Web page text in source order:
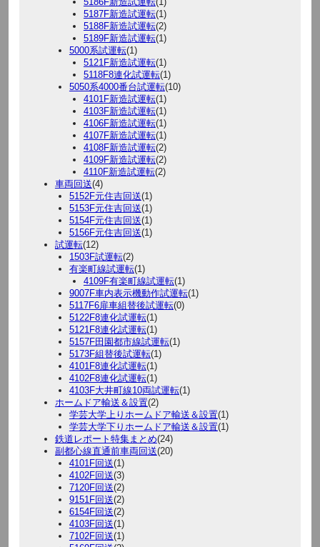
5187F新造試運転(1)
5188F新造試運転(2)
5189F新造試運転(1)
5000系試運転(1)
5121F新造試運転(1)
5118F8連化試運転(1)
5050系4000番台試運転(10)
4101F新造試運転(1)
4103F新造試運転(1)
4106F新造試運転(1)
4107F新造試運転(1)
4108F新造試運転(2)
4109F新造試運転(2)
4110F新造試運転(2)
車両回送(4)
5152F元住吉回送(1)
5153F元住吉回送(1)
5154F元住吉回送(1)
5156F元住吉回送(1)
試運転(12)
1503F試運転(2)
有楽町線試運転(1)
4109F有楽町線試運転(1)
9007F車内表示機動作試運転(1)
5117F6扉車組替後試運転(0)
5122F8連化試運転(1)
5121F8連化試運転(1)
5157F田園都市線試運転(1)
5173F組替後試運転(1)
4101F8連化試運転(1)
4102F8連化試運転(1)
4103F大井町線10両試運転(1)
ホームドア輸送＆設置(2)
学芸大学上りホームドア輸送＆設置(1)
学芸大学下りホームドア輸送＆設置(1)
鉄道レポート特集まとめ(24)
副都心線直通前車両回送(20)
4101F回送(1)
4102F回送(3)
7120F回送(2)
9151F回送(2)
6154F回送(2)
4103F回送(1)
7102F回送(1)